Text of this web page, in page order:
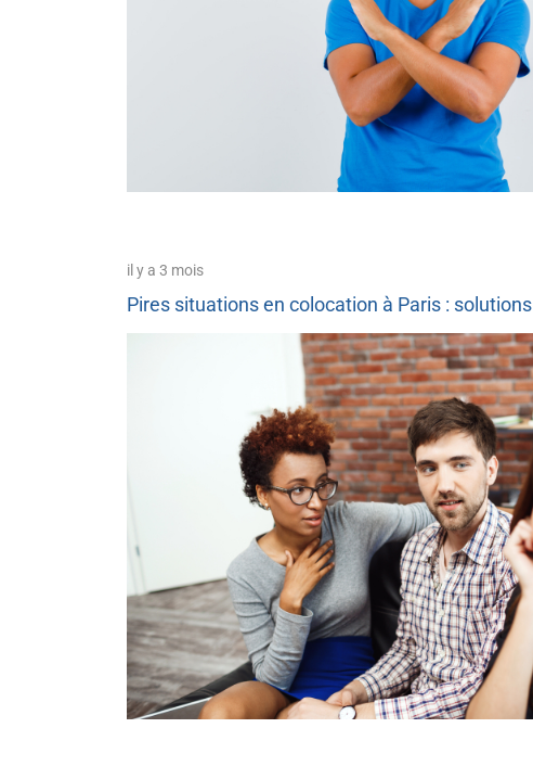
il y a 3 mois
Pires situations en colocation à Paris : solutions